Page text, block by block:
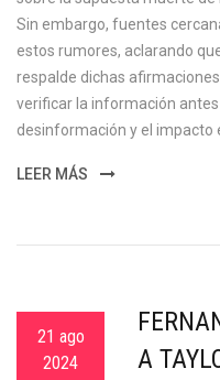
Sin embargo, fuentes
estos rumores, aclarando
respalde dichas
verificar la información
desinformación y el impacto
LEER MÁS
21 ago
2024
A